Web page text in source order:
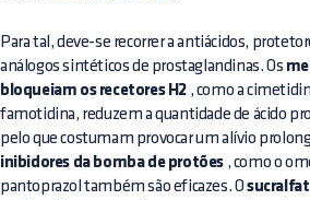
Para tal, deve-se recorrer a antiácidos,
análogos sintéticos de prostaglandinas. Os
bloqueiam os recetores H2 , como a
famotidina, reduzem a quantidade de ácido
pelo que costumam provocar um alívio
inibidores da bomba de protões , como o
pantoprazol também são eficazes. O